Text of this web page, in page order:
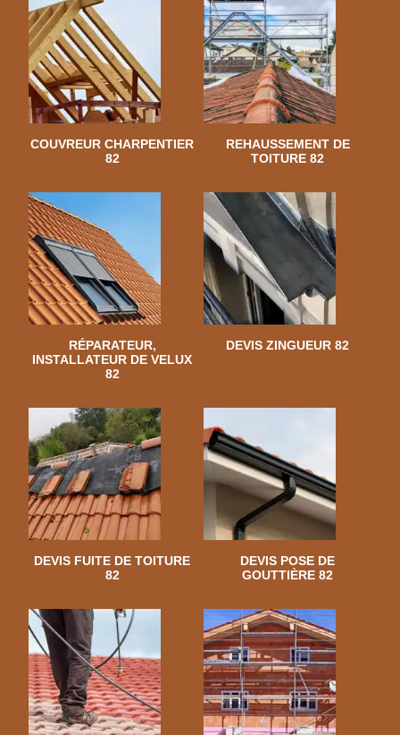
COUVREUR CHARPENTIER
82
REHAUSSEMENT DE
TOITURE 82
RÉPARATEUR,
INSTALLATEUR DE VELUX
82
DEVIS ZINGUEUR 82
DEVIS FUITE DE TOITURE
82
DEVIS POSE DE
GOUTTIÈRE 82